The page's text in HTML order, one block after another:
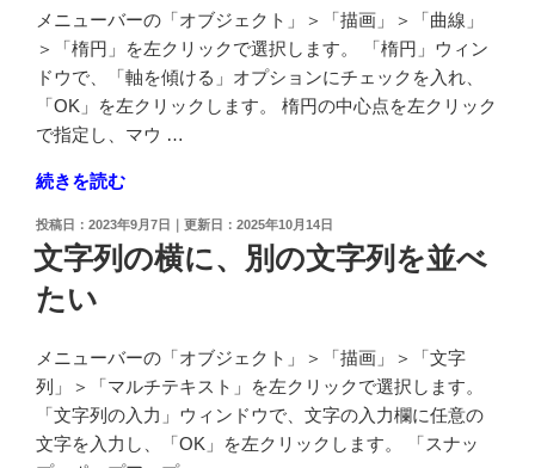
ェ
ク
ト
の
線
太
さ
を
変
更
た
い"
の
メニューバーの「オブジェクト」＞「描画」＞「曲線」
＞「楕円」を左クリックで選択します。 「楕円」ウィン
ドウで、「軸を傾ける」オプションにチェックを入れ、
「OK」を左クリックします。 楕円の中心点を左クリック
で指定し、マウ …
"軸
傾
い
た
円
オ
ブ
ジ
続きを読む
投
稿
日:
2023年9月7日 2025年10月14日
文字列の横に、別の文字列を並べ
たい
メニューバーの「オブジェクト」＞「描画」＞「文字
列」＞「マルチテキスト」を左クリックで選択します。
「文字列の入力」ウィンドウで、文字の入力欄に任意の
文字を入力し、「OK」を左クリックします。 「スナッ